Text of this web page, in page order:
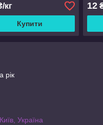
кг
Купити
12
рік
Україна